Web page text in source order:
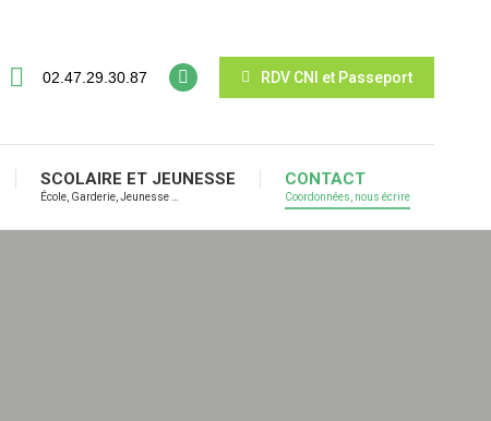
02.47.29.30.87 RDV CNI et Passeport
SCOLAIRE ET JEUNESSE
École, Garderie, Jeunesse …
CONTACT
Coordonnées, nous écrire